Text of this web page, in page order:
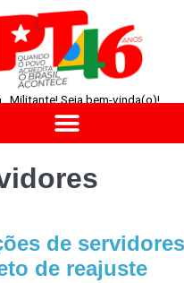
, Militante! Seja bem-vinda(o)!
de
de reajuste